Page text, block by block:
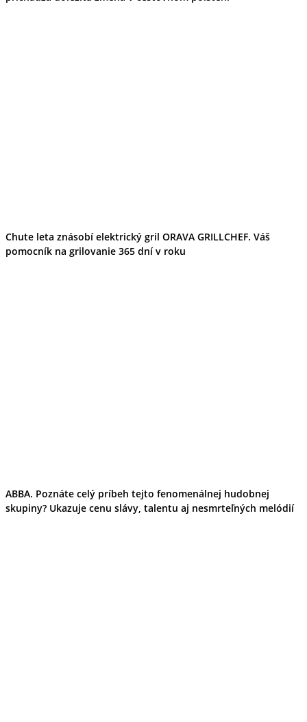
Chute leta znásobí elektrický gril ORAVA GRILLCHEF. Váš
pomocník na grilovanie 365 dní v roku
ABBA. Poznáte celý príbeh tejto fenomenálnej hudobnej
skupiny? Ukazuje cenu slávy, talentu aj nesmrteľných melódií